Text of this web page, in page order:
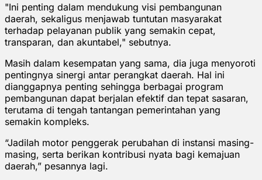
"Ini penting dalam mendukung visi pembangunan
daerah, sekaligus menjawab tuntutan masyarakat
terhadap pelayanan publik yang semakin cepat,
transparan, dan akuntabel," sebutnya.
Masih dalam kesempatan yang sama, dia juga menyoroti
pentingnya sinergi antar perangkat daerah. Hal ini
dianggapnya penting sehingga berbagai program
pembangunan dapat berjalan efektif dan tepat sasaran,
terutama di tengah tantangan pemerintahan yang
semakin kompleks.
“Jadilah motor penggerak perubahan di instansi masing-
masing, serta berikan kontribusi nyata bagi kemajuan
daerah,” pesannya lagi.